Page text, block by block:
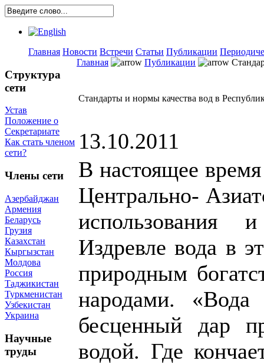
Главная Новости Встречи Статьи Публикации
Структура
сети
Устав
Положение о
Секретариате
Как стать членом
сети?
Члены сети
Азербайджан
Армения
Беларусь
Грузия
Казахстан
Кыргызстан
Молдова
Россия
Таджикистан
Туркменистан
Узбекистан
Украина
Научные
труды
Главная Публикации
Стандарты и нормы качества вод в
13.10.2011
В настоящее
Центрально-
использования
Издревле вода в
природным
народами.
бесценный дар
водой. Где